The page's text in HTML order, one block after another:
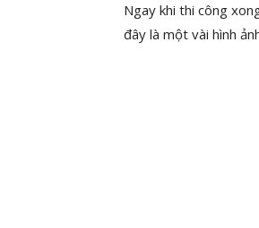
Ngay khi thi công
đây là một vài hình